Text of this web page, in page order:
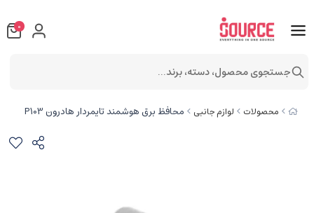
محصولات لوازم جانبی محافظ برق هوشمند تایمردار هادرون P103
0
جستجوی محصول، دسته، برند...